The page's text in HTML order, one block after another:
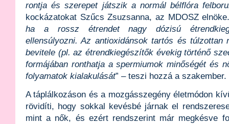
rontja és szerepet játszik a normál bélflóra
kockázatokat Szűcs Zsuzsanna, az MDOSZ
ha a rossz étrendet nagy dózisú
ellensúlyozni. Az antioxidánsok tartós és túlzottan
bevitele (pl. az étrendkiegészítők évekig történő
formájában ronthatja a spermiumok minőségét és
folyamatok kialakulását” – teszi hozzá a szakember.
A táplálkozáson és a mozgásszegény életmódon
rövidíti, hogy sokkal kevésbé járnak el
mint a nők, és ezért rendszerint már megkésve